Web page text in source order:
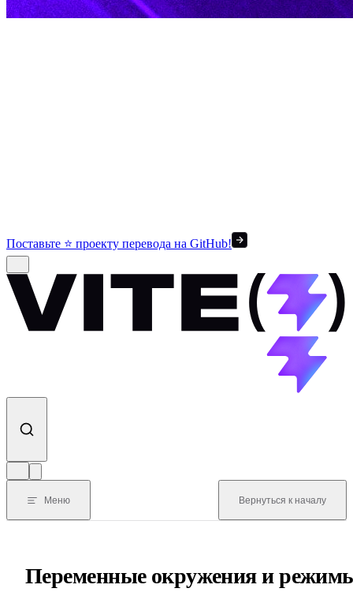
Поставьте ⭐ проекту перевода на GitHub!
Меню Вернуться к началу
Переменные окружения и